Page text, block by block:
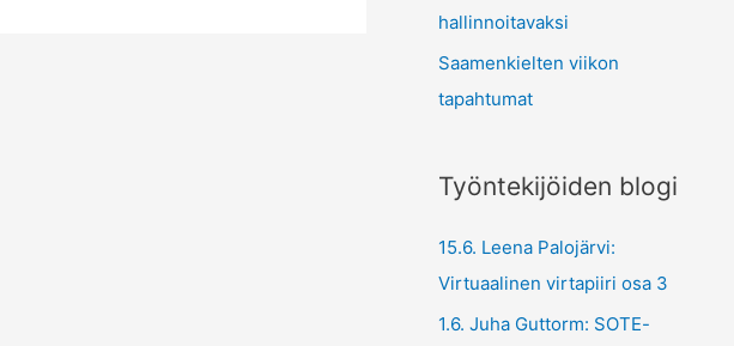
hallinnoitavaksi
Saamenkielten viikon
tapahtumat
Työntekijöiden blogi
15.6. Leena Palojärvi:
Virtuaalinen virtapiiri osa 3
1.6. Juha Guttorm: SOTE-